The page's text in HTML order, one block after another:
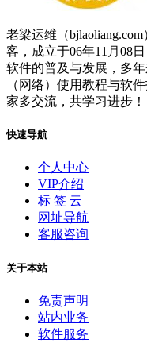
老梁运维（
客，成立于06年11月08
软件的普及与发展，多
（网络）使用教程与软
家多交流，共学习进步！
快速导航
个人中心
VIP介绍
标 签 云
网址导航
客服咨询
关于本站
免责声明
站内业务
软件服务